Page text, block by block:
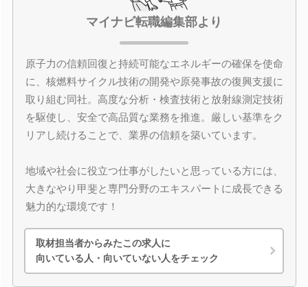
マイナビ転職編集部より
原子力の信頼回復と持続可能なエネルギーの確保を使命
に、核燃料サイクル技術の開発や原発事故の復興支援に
取り組む同社。高度な分析・検査技術と放射線測定技術
を駆使し、安全で高品質な業務を推進。厳しい基準をク
リアし続けることで、業界の信頼を築いています。
地域や社会に役立つ仕事がしたいと思っている方には、
大きなやり甲斐と専門分野のエキスパートに成長できる
魅力的な環境です！
取材担当者からみたこの求人に
向いている人・向いていない人をチェック